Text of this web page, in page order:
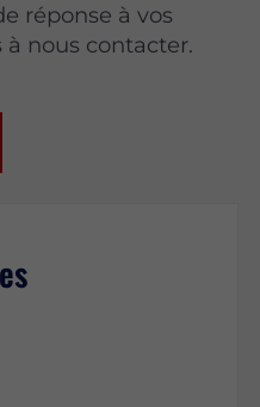
réponse à vos
à nous contacter.